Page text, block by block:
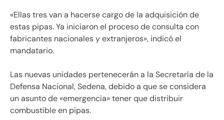
«Ellas tres van a hacerse cargo de la adquisición de
estas pipas. Ya iniciaron el proceso de consulta con
fabricantes nacionales y extranjeros», indicó el
mandatario.
Las nuevas unidades pertenecerán a la Secretaría de la
Defensa Nacional, Sedena, debido a que se considera
un asunto de «emergencia» tener que distribuir
combustible en pipas.